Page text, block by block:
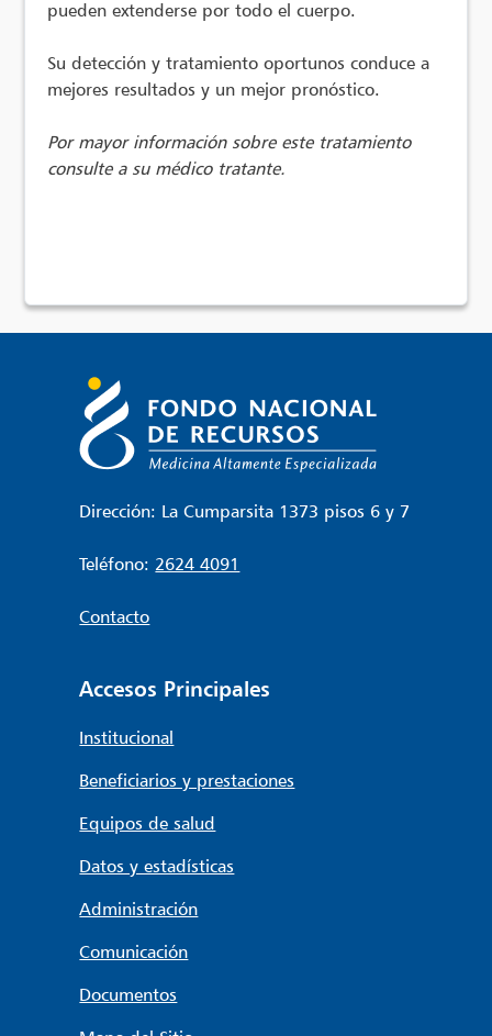
pueden extenderse por todo el cuerpo.
Su detección y tratamiento oportunos conduce a
mejores resultados y un mejor pronóstico.
Por mayor información sobre este tratamiento
consulte a su médico tratante.
Dirección: La Cumparsita 1373 pisos 6 y 7
Teléfono: 2624 4091
Contacto
Accesos Principales
Institucional
Beneficiarios y prestaciones
Equipos de salud
Datos y estadísticas
Administración
Comunicación
Documentos